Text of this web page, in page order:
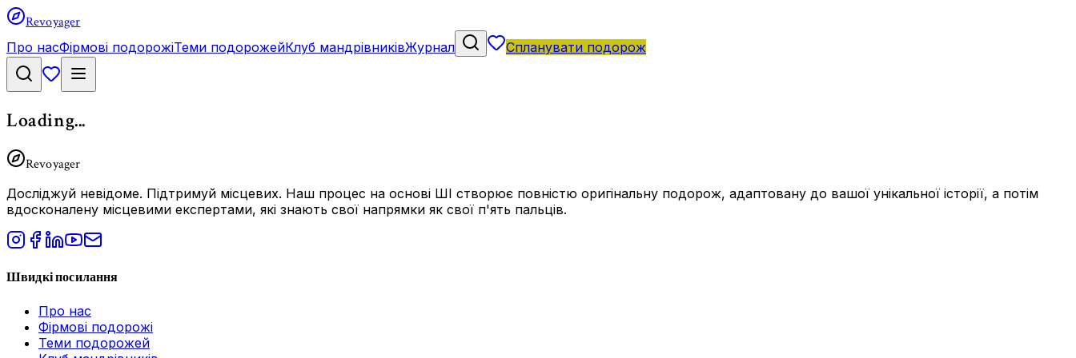
Revoyager
Про насФірмові подорожіТеми подорожейКлуб мандрівниківЖурнал Спланувати подорож
Loading...
Revoyager
Досліджуй невідоме. Підтримуй місцевих. Наш процес на основі ШІ створює повністю оригінальну подорож, адаптовану до вашої унікальної історії, а потім
вдосконалену місцевими експертами, які знають свої напрямки як свої п'ять пальців.
Швидкі посилання
Про нас
Фірмові подорожі
Теми подорожей